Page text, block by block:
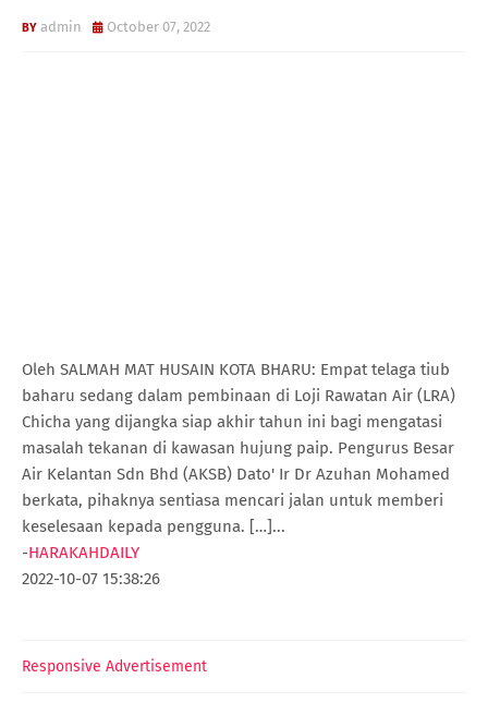
admin October 07, 2022
Oleh SALMAH MAT HUSAIN KOTA BHARU: Empat telaga tiub
baharu sedang dalam pembinaan di Loji Rawatan Air (LRA)
Chicha yang dijangka siap akhir tahun ini bagi mengatasi
masalah tekanan di kawasan hujung paip. Pengurus Besar
Air Kelantan Sdn Bhd (AKSB) Dato' Ir Dr Azuhan Mohamed
berkata, pihaknya sentiasa mencari jalan untuk memberi
keselesaan kepada pengguna. […]...
-HARAKAHDAILY
2022-10-07 15:38:26
Responsive Advertisement